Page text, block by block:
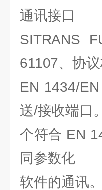
通讯接口
SITRANS
61107、协议
EN 1434/
送/接收端口。
个符合 EN
同参数化
软件的通讯。